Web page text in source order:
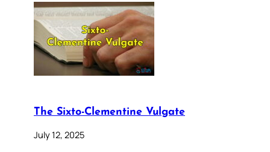
The Sixto-Clementine Vulgate
July 12, 2025